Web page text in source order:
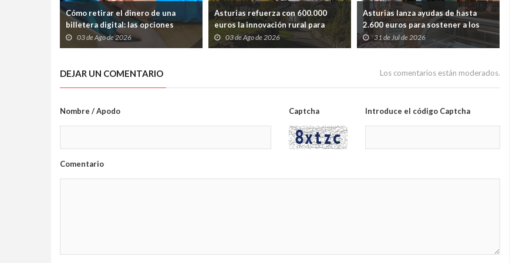
Cómo retirar el dinero de una
billetera digital: las opciones
disponibles
03 de Ago de 2026
Asturias refuerza con 600.000
euros la innovación rural para
frenar la pérdida de población
03 de Ago de 2026
Asturias lanza ayudas de hasta
2.600 euros para sostener a los
autónomos de los pueblos con
menos población
31 de Jul de 2026
DEJAR UN COMENTARIO Los comentarios están moderados.
Nombre / Apodo Captcha Introduce el código Captcha
Comentario